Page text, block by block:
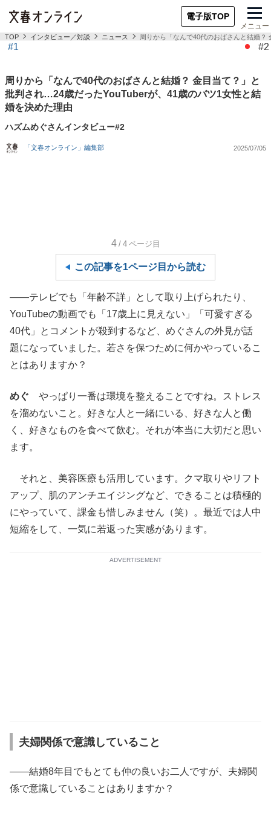
電子版TOP
メニュー
TOP インタビュー／対談 ニュース 周りから「なんで40代のおばさんと結婚
#1 #2
周りから「なんで40代のおばさんと結婚？ 金目当て？」と
批判され…24歳だったYouTuberが、41歳のバツ1女性と結
婚を決めた理由
ハズムめぐさんインタビュー#2
「文春オンライン」編集部 2025/07/05
4 /4 ページ目
この記事を1ページ目から読む
――テレビでも「年齢不詳」として取り上げられたり、
YouTubeの動画でも「17歳上に見えない」「可愛すぎる
40代」とコメントが殺到するなど、めぐさんの外見が話
題になっていました。若さを保つために何かやっているこ
とはありますか？
めぐ やっぱり一番は環境を整えることですね。ストレス
を溜めないこと。好きな人と一緒にいる、好きな人と働
く、好きなものを食べて飲む。それが本当に大切だと思い
ます。
それと、美容医療も活用しています。クマ取りやリフト
アップ、肌のアンチエイジングなど、できることは積極的
にやっていて、課金も惜しみません（笑）。最近では人中
短縮をして、一気に若返った実感があります。
ADVERTISEMENT
夫婦関係で意識していること
――結婚8年目でもとても仲の良いお二人ですが、夫婦関
係で意識していることはありますか？